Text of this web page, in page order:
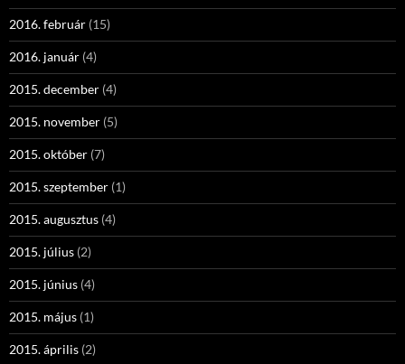
2016. február (15)
2016. január (4)
2015. december (4)
2015. november (5)
2015. október (7)
2015. szeptember (1)
2015. augusztus (4)
2015. július (2)
2015. június (4)
2015. május (1)
2015. április (2)